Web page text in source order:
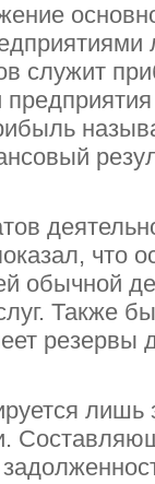
служит
что
обычной
Также
резервы
лишь